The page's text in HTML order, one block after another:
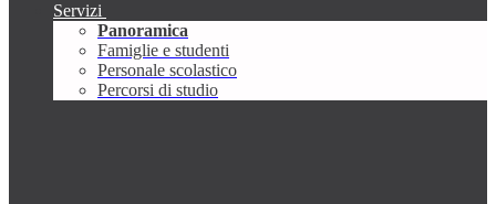
Servizi
Panoramica
Famiglie e studenti
Personale scolastico
Percorsi di studio